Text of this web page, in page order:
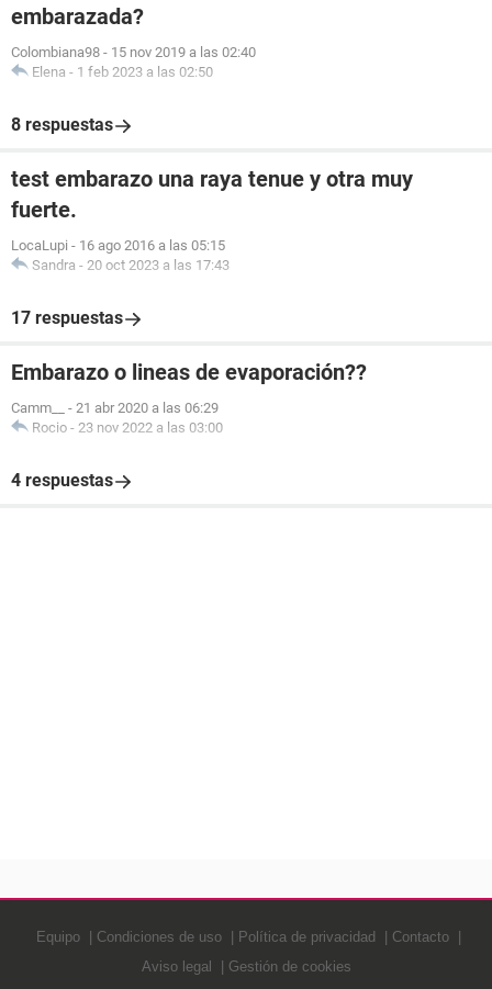
embarazada?
Colombiana98 - 15 nov 2019 a las 02:40
Elena - 1 feb 2023 a las 02:50
8 respuestas
test embarazo una raya tenue y otra muy
fuerte.
LocaLupi - 16 ago 2016 a las 05:15
Sandra - 20 oct 2023 a las 17:43
17 respuestas
Embarazo o lineas de evaporación??
Camm__ - 21 abr 2020 a las 06:29
Rocio - 23 nov 2022 a las 03:00
4 respuestas
Equipo Condiciones de uso Política de privacidad
Contacto
Aviso legal
Gestión de cookies